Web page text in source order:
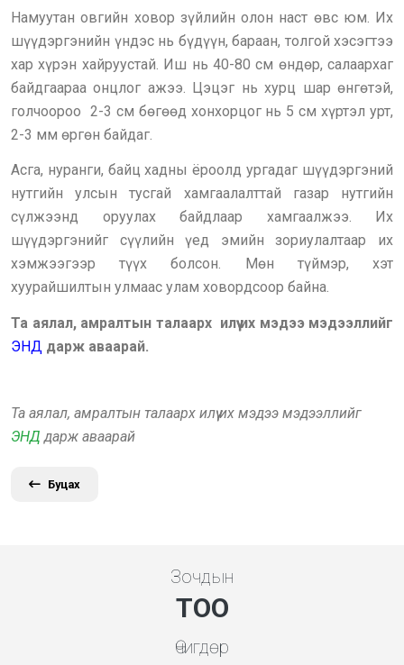
Намуутан овгийн ховор зүйлийн олон наст өвс юм. Их
шүүдэргэнийн үндэс нь бүдүүн, бараан, толгой хэсэгтээ
хар хүрэн хайруустай. Иш нь 40-80 см өндөр, салаархаг
байдгаараа онцлог ажээ. Цэцэг нь хурц шар өнгөтэй,
голчоороо 2-3 см бөгөөд хонхорцог нь 5 см хүртэл урт,
2-3 мм өргөн байдаг.
Асга, нуранги, байц хадны ёроолд ургадаг шүүдэргэний
нутгийн улсын тусгай хамгаалалттай газар нутгийн
сүлжээнд оруулах байдлаар хамгаалжээ. Их
шүүдэргэнийг сүүлийн үед эмийн зориулалтаар их
хэмжээгээр түүх болсон. Мөн түймэр, хэт
хуурайшилтын улмаас улам ховордсоор байна.
Та аялал, амралтын талаарх илүү их мэдээ мэдээллийг
ЭНД дарж аваарай.
Та аялал, амралтын талаарх илүү их мэдээ мэдээллийг
ЭНД дарж аваарай
Буцах
Зочдын
ТОО
Өчигдөр